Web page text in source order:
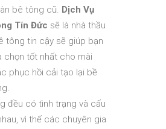
bê tông cũ. Dịch Vụ
Tín Đức sẽ là nhà thầu
tông tin cậy sẽ giúp bạn
chọn tốt nhất cho mài
phục hồi cải tạo lại bề
đều có tình trạng và cấu
vì thế các chuyên gia